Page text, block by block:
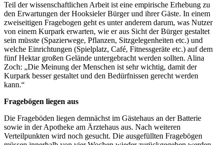
Teil der wissenschaftlichen Arbeit ist eine empirische Erhebung zu
den Erwartungen der Hooksieler Bürger und ihrer Gäste. In einem
zweiseitigen Fragebogen geht es unter anderem darum, was Nutzer
von einem Kurpark erwarten, wie er aus Sicht der Bürger gestaltet
sein müsste (Spazierwege, Pflanzen, Sitzgelegenheiten etc.) und
welche Einrichtungen (Spielplatz, Café, Fitnessgeräte etc.) auf dem
fünf Hektar großen Gelände untergebracht werden sollten. Alina
Zoch: „Die Meinung der Menschen ist sehr wichtig, damit der
Kurpark besser gestaltet und den Bedürfnissen gerecht werden
kann.“
Fragebögen liegen aus
Die Frageböden liegen demnächst im Gästehaus an der Batterie
sowie in der Apotheke am Ärztehaus aus. Nach weiteren
Verteilpunkten wird noch gesucht. Die ausgefüllten Fragebögen